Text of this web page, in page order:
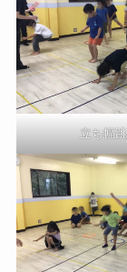
立ち幅